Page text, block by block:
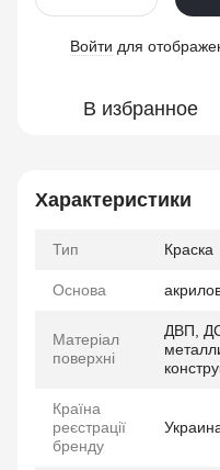
Войти для
В избранное
Характеристики
Тип Краска
Основа
Матеріал
поверхні
ДВП,
Країна
реєстрації
бренду